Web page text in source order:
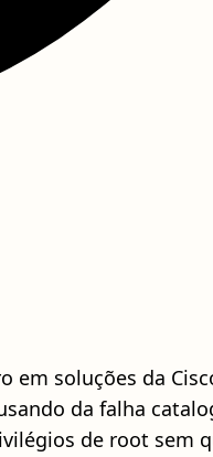
soluções da
da falha
de root sem